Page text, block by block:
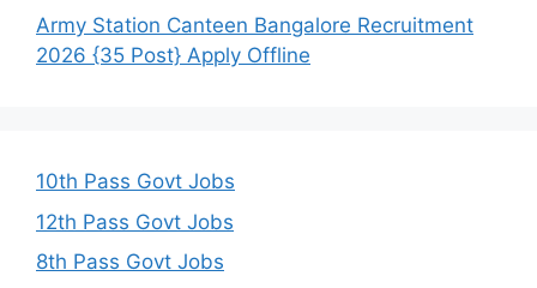
Army Station Canteen Bangalore Recruitment
2026 {35 Post} Apply Offline
10th Pass Govt Jobs
12th Pass Govt Jobs
8th Pass Govt Jobs